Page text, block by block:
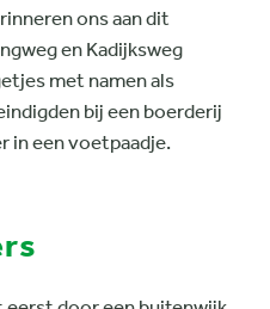
ons aan dit
en Kadijksweg
met namen als
bij een boerderij
in een voetpaadje.